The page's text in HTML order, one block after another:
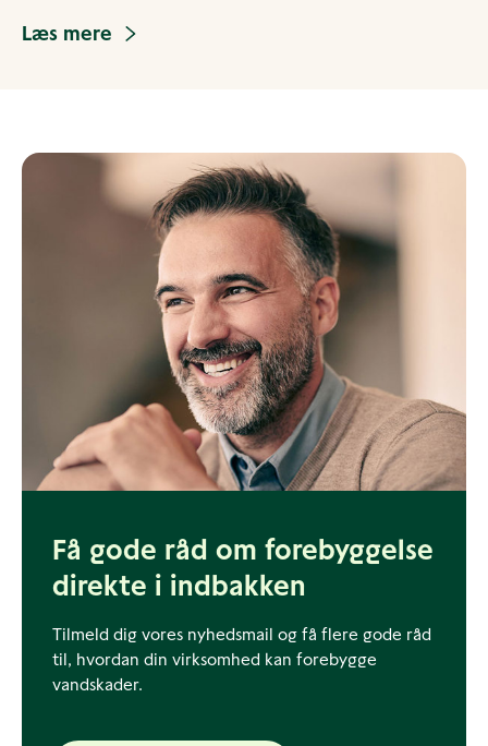
Læs mere
Få gode råd om forebyggelse
direkte i indbakken
Tilmeld dig vores nyhedsmail og få flere gode råd
til, hvordan din virksomhed kan forebygge
vandskader.